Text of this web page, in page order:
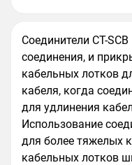
Соединители CT-
соединения, и
кабельных лотков
кабеля, когда
для удлинения
Использование
для более тяжелых
кабельных лотков